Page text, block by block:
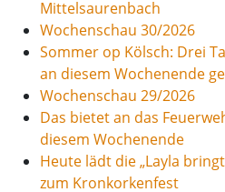
Mittelsaurenbach
Wochenschau 30/2026
Sommer op Kölsch: Drei
an diesem Wochenende
Wochenschau 29/2026
Das bietet an das
diesem Wochenende
Heute lädt die „Layla
zum Kronkorkenfest